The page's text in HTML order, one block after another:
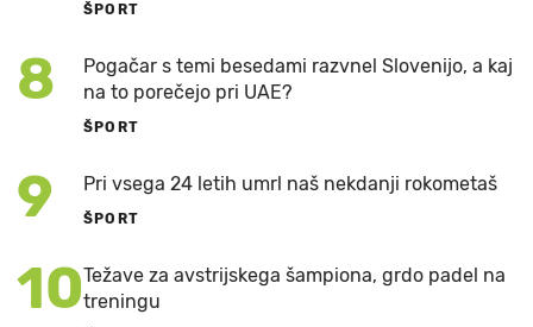
ŠPORT
8
Pogačar s temi besedami razvnel Slovenijo, a kaj
na to porečejo pri UAE?
ŠPORT
9 Pri vsega 24 letih umrl naš nekdanji rokometaš
ŠPORT
10Težave za avstrijskega šampiona, grdo padel na
treningu